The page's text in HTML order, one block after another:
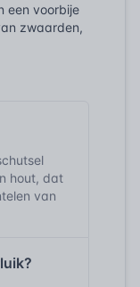
een voorbije
zwaarden,
hout, dat
van